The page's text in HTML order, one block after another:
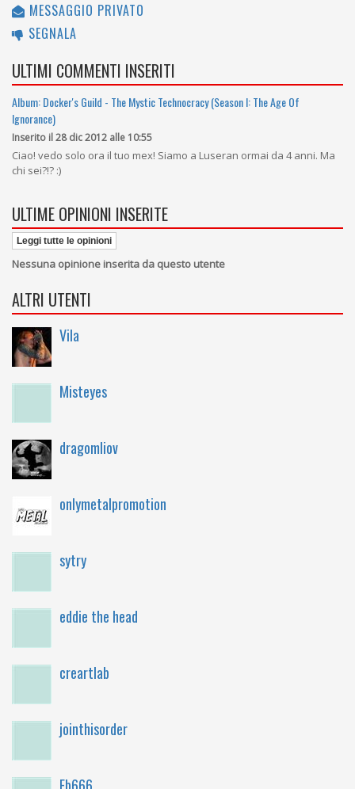
MESSAGGIO PRIVATO
SEGNALA
ULTIMI COMMENTI INSERITI
Album: Docker's Guild - The Mystic Technocracy (Season I: The Age Of
Ignorance)
Inserito il 28 dic 2012 alle 10:55
Ciao! vedo solo ora il tuo mex! Siamo a Luseran ormai da 4 anni. Ma
chi sei?!? :)
ULTIME OPINIONI INSERITE
Leggi tutte le opinioni
Nessuna opinione inserita da questo utente
ALTRI UTENTI
Vila
Misteyes
dragomliov
onlymetalpromotion
sytry
eddie the head
creartlab
jointhisorder